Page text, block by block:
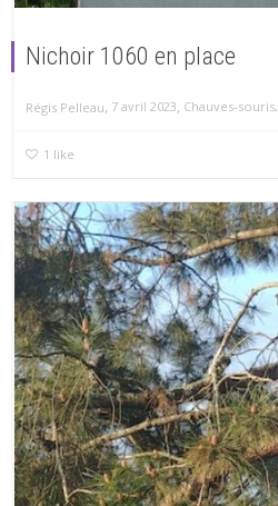
Nichoir 1060 en place
Régis Pelleau, 7 avril 2023, Chauves-souris,
1 like